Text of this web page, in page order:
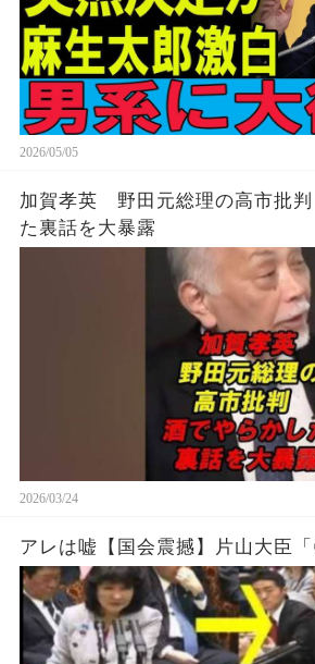
2026/05/05
加賀孝英 野田元総理の高市批
た裏話を大暴露
2026/03/24
アレは嘘【国会震撼】片山大臣「